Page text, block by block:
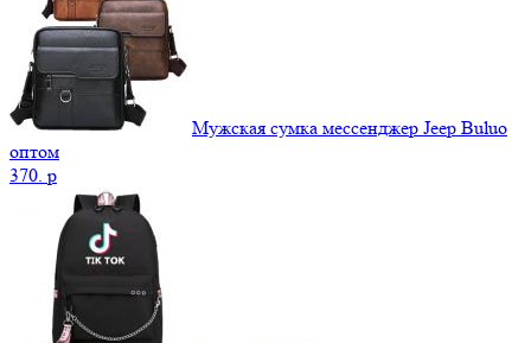
Мужская сумка мессенджер Jeep Buluo
оптом
370. p